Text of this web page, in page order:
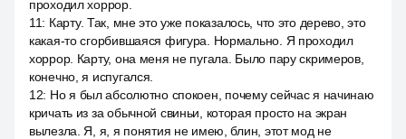
проходил хоррор.
11: Карту. Так, мне это уже показалось, что это дерево, это
какая-то сгорбившаяся фигура. Нормально. Я проходил
хоррор. Карту, она меня не пугала. Было пару скримеров,
конечно, я испугался.
12: Но я был абсолютно спокоен, почему сейчас я начинаю
кричать из за обычной свиньи, которая просто на экран
вылезла. Я, я, я понятия не имею, блин, этот мод не